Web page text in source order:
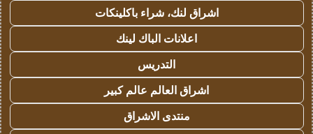
اشراق لنك، شراء باكلينكات
اعلانات الباك لينك
التدريس
اشراق العالم عالم كبير
منتدى الاشراق